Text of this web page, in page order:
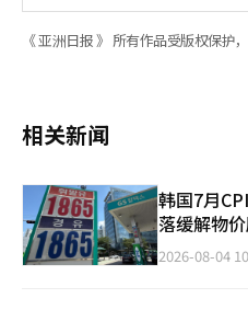
《 亚洲日报 》 所有作品受版权保护
相关新闻
韩国7月
落缓解物
2026-08-04